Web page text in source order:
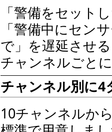
「警備をセット
「警備中にセン
で」を遅延させ
チャンネルごと
チャンネル別に4
10チャンネルか